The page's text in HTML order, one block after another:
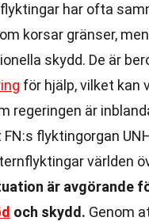
har ofta
korsar gränser,
skydd. De är
för hjälp, vilket kan
regeringen är
flyktingorgan
världen
är avgörande
och skydd. Genom